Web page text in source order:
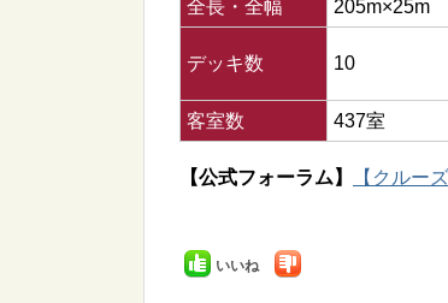
全長・全幅
205m×25m
デッキ数 10
客室数
437室
【公式フォーラム】 【クルー
いいね